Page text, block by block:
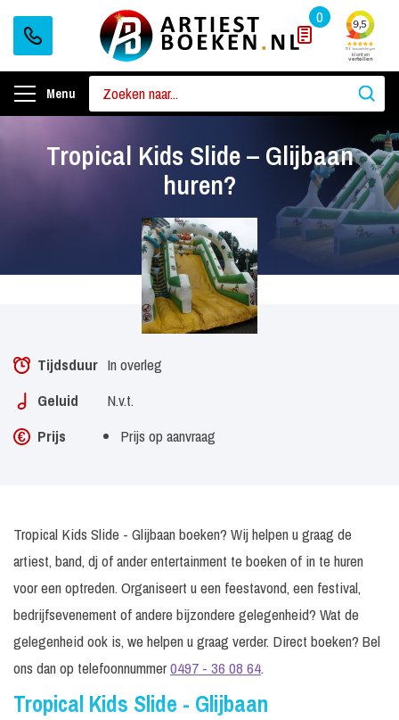
0
Menu
Tropical Kids Slide – Glijbaan
huren?
Tijdsduur In overleg
Geluid
N.v.t.
Prijs
Prijs op aanvraag
Tropical Kids Slide - Glijbaan boeken? Wij helpen u graag de
artiest, band, dj of ander entertainment te boeken of in te huren
voor een optreden. Organiseert u een feestavond, een festival,
bedrijfsevenement of andere bijzondere gelegenheid? Wat de
gelegenheid ook is, we helpen u graag verder. Direct boeken? Bel
ons dan op telefoonnummer0497 - 36 08 64.
Tropical Kids Slide - Glijbaan